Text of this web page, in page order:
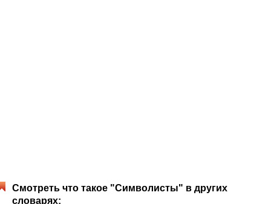
Смотреть что такое "Символисты" в других
словарях: